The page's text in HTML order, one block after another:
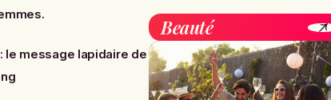
.
le message lapidaire de
Beauté